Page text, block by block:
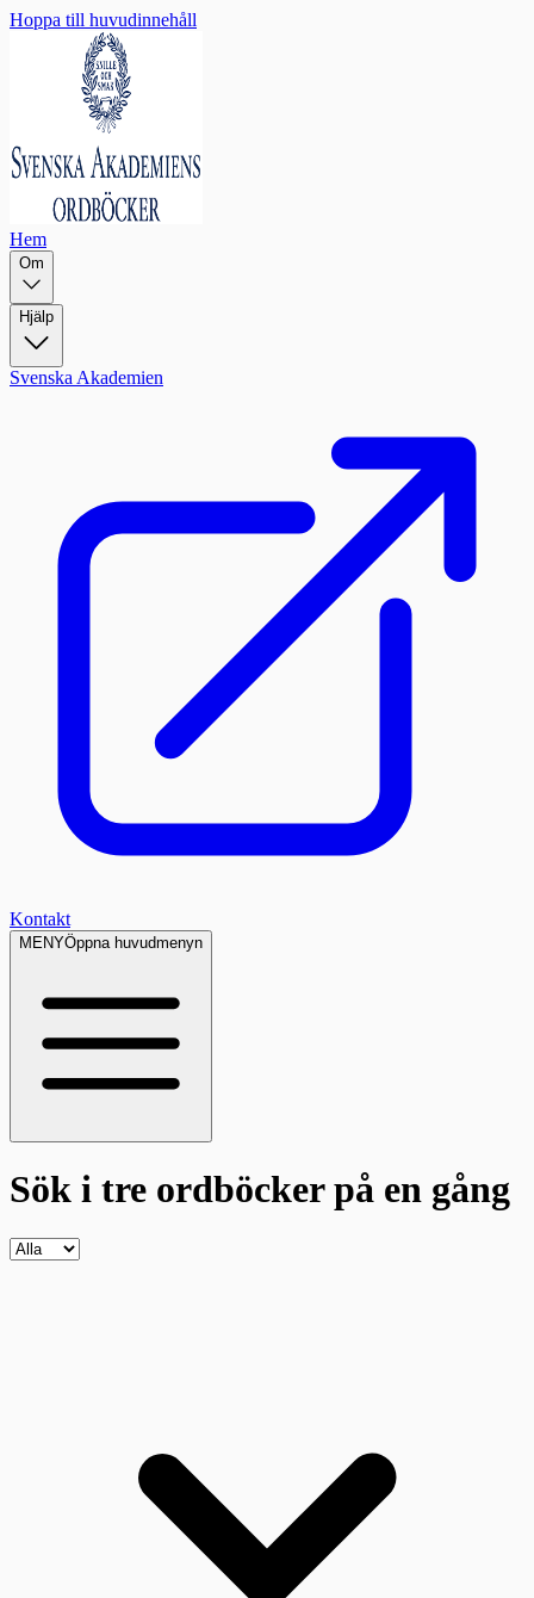
Hoppa till huvudinnehåll
Hem
Om
Hjälp
Svenska Akademien
Kontakt
MENYÖppna huvudmenyn
Sök i tre ordböckerpå en gång